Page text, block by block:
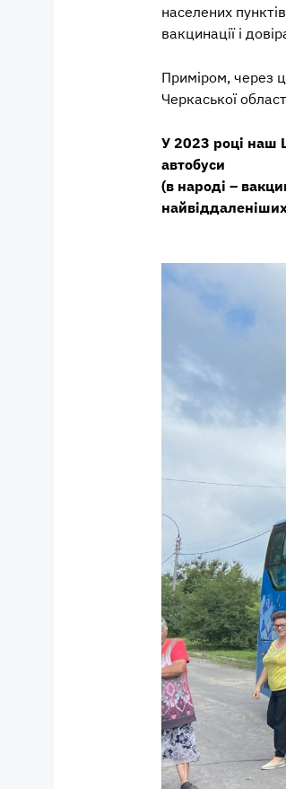
населених
вакцинації і
Приміром, через
Черкаської
У 2023 році наш
автобуси
(в народі –